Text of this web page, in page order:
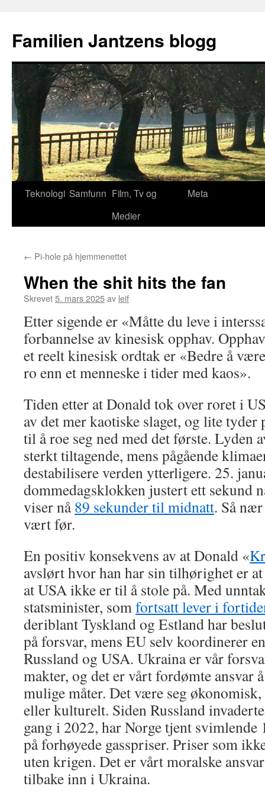
innhold
Familien Jantzens blogg
Teknologi Samfunn Film, Tv og
Medier
Meta
← Pi-hole på hjemmenettet
When the shit hits the fan
Skrevet5. mars 2025av leif
Etter sigende er «Måtte du leve i
forbannelse av kinesisk opphav.
et reelt kinesisk ordtak er «Bedre å
ro enn et menneske i tider med kaos».
Tiden etter at Donald tok over roret i
av det mer kaotiske slaget, og lite tyder
til å roe seg ned med det første. Lyden
sterkt tiltagende, mens pågående
destabilisere verden ytterligere. 25.
dommedagsklokken justert ett sekund
viser nå89 sekunder til midnatt. Så
vært før.
En positiv konsekvens av at Donald «
avslørt hvor han har sin tilhørighet er
at USA ikke er til å stole på. Med
statsminister, somfortsatt lever i
deriblant Tyskland og Estland har
på forsvar, mens EU selv koordinerer
Russland og USA. Ukraina er vår
makter, og det er vårt fordømte ansvar
mulige måter. Det være seg
eller kulturelt. Siden Russland
gang i 2022, har Norge tjent
på forhøyede gasspriser. Priser som
uten krigen. Det er vårt moralske
tilbake inn i Ukraina.